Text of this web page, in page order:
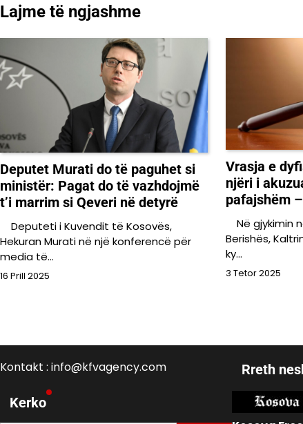
postimet
Lajme të ngjashme
Deputet Murati do të paguhet si
ministër: Pagat do të vazhdojmë
t’i marrim si Qeveri në detyrë
Deputeti i Kuvendit të Kosovës,
Hekuran Murati në një konferencë për
media të…
16 Prill 2025
Vrasja e
njëri i
pafajshëm
Në gjykimin
Berishës,
ky…
3 Tetor 2025
Kontakt : info@kfvagency.com
Kerko
Rreth